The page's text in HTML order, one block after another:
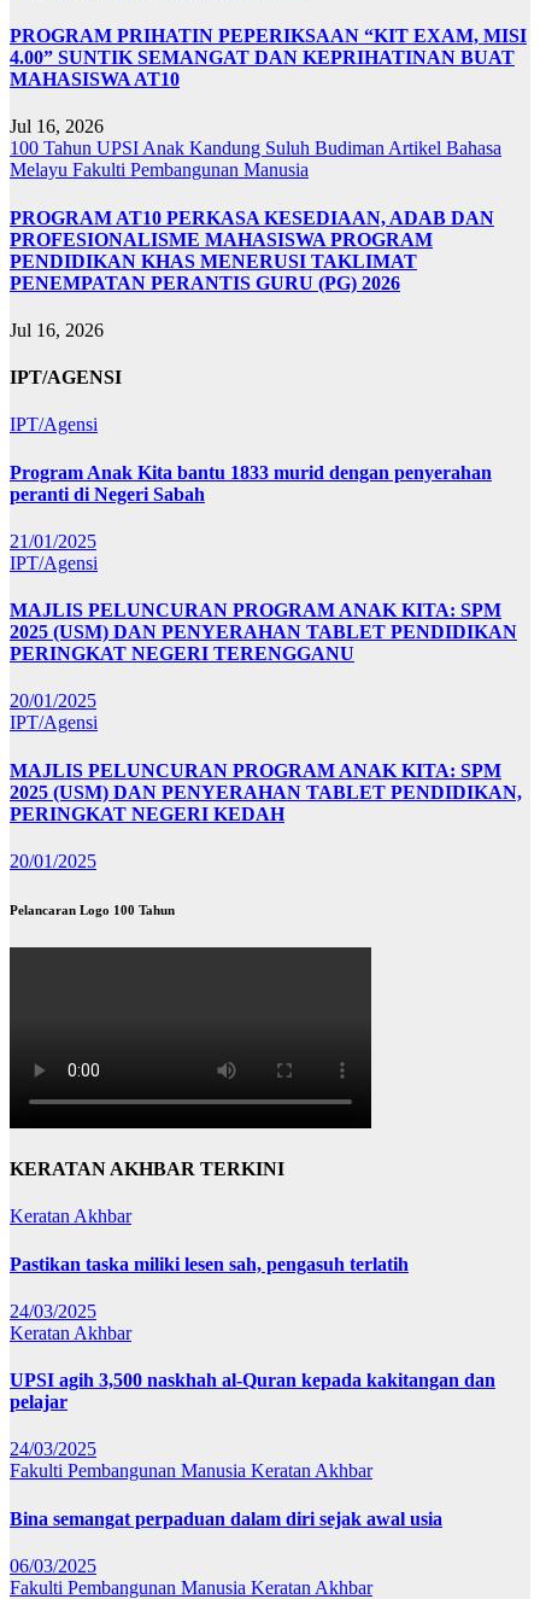
PROGRAM PRIHATIN PEPERIKSAAN “KIT EXAM, MISI
4.00” SUNTIK SEMANGAT DAN KEPRIHATINAN BUAT
MAHASISWA AT10
Jul 16, 2026
100 Tahun UPSI Anak Kandung Suluh Budiman Artikel Bahasa
Melayu Fakulti Pembangunan Manusia
PROGRAM AT10 PERKASA KESEDIAAN, ADAB DAN
PROFESIONALISME MAHASISWA PROGRAM
PENDIDIKAN KHAS MENERUSI TAKLIMAT
PENEMPATAN PERANTIS GURU (PG) 2026
Jul 16, 2026
IPT/AGENSI
IPT/Agensi
Program Anak Kita bantu 1833 murid dengan penyerahan
peranti di Negeri Sabah
21/01/2025
IPT/Agensi
MAJLIS PELUNCURAN PROGRAM ANAK KITA: SPM
2025 (USM) DAN PENYERAHAN TABLET PENDIDIKAN
PERINGKAT NEGERI TERENGGANU
20/01/2025
IPT/Agensi
MAJLIS PELUNCURAN PROGRAM ANAK KITA: SPM
2025 (USM) DAN PENYERAHAN TABLET PENDIDIKAN,
PERINGKAT NEGERI KEDAH
20/01/2025
Pelancaran Logo 100 Tahun
KERATAN AKHBAR TERKINI
Keratan Akhbar
Pastikan taska miliki lesen sah, pengasuh terlatih
24/03/2025
Keratan Akhbar
UPSI agih 3,500 naskhah al-Quran kepada kakitangan dan
pelajar
24/03/2025
Fakulti Pembangunan Manusia Keratan Akhbar
Bina semangat perpaduan dalam diri sejak awal usia
06/03/2025
Fakulti Pembangunan Manusia Keratan Akhbar